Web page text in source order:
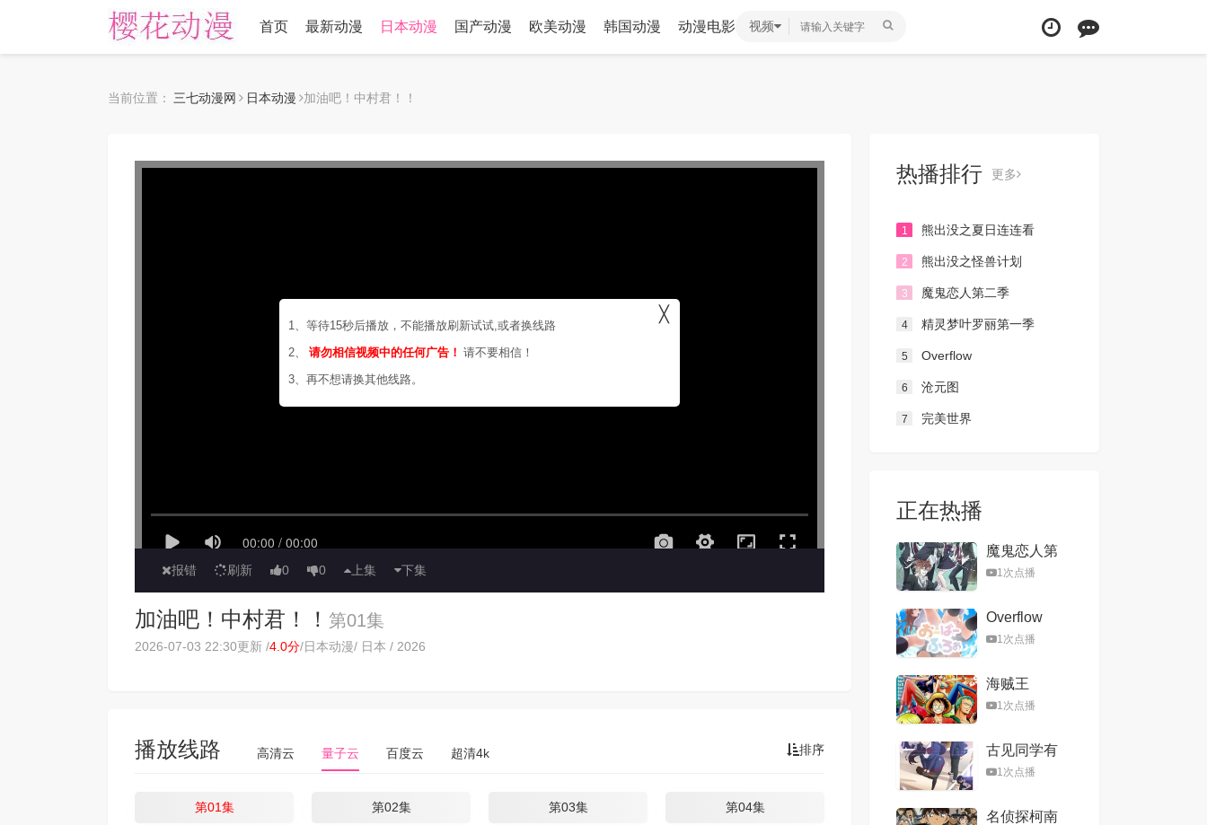
首页 最新动漫 日本动漫 国产动漫 欧美动漫 韩国动漫 动漫电影 视频
当前位置： 三七动漫网 日本动漫 加油吧！中村君！！
报错 刷新 0 0 上集 下集
1、等待15秒后播放，不能播放刷新试试,或者换线路
2、
请勿相信视频中的任何广告！ 请不要相信！
3、再不想请换其他线路。
╳
加油吧！中村君！！ 第01集
2026-07-03 22:30更新 /4.0分/日本动漫/ 日本 / 2026
排序
播放线路 高清云 量子云 百度云 超清4k
第01集 第02集 第03集 第04集
热播排行 更多
1 熊出没之夏日连连看
2 熊出没之怪兽计划
3 魔鬼恋人第二季
4 精灵梦叶罗丽第一季
5 Overflow
6 沧元图
7 完美世界
正在热播
魔鬼恋人第
二季1次点播
Overflow
1次点播
海贼王
1次点播
古见同学有
交流障碍症
1次点播
名侦探柯南